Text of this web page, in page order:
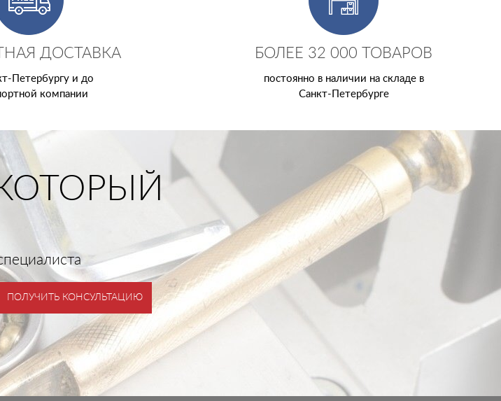
ДОСТАВКА
Петербургу и до
компании
БОЛЕЕ 32 000 ТОВАРОВ
постоянно в наличии на складе в
Санкт-Петербурге
ПОЛУЧИТЬ КОНСУЛЬТАЦИЮ